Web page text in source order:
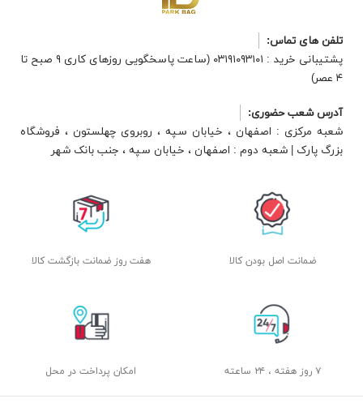
تلفن های تماس:
پشتیبانی خرید : ۰۳۱۹۱۰۹۳۱۰۱ (ساعت پاسخگویی روزهای کاری ۹ صبح تا
۴ عصر)
آدرس شعب حضوری:
شعبه مرکزی : اصفهان ، خیابان سپه ، روبروی چهلستون ، فروشگاه
بزرگ پارک | شعبه دوم : اصفهان ، خیابان سپه ، جنب بانک شهر
ضمانت اصل بودن کالا هفت روز ضمانت بازگشت کالا
۷ روز هفته ، ۲۴ ساعته امکان پرداخت در محل